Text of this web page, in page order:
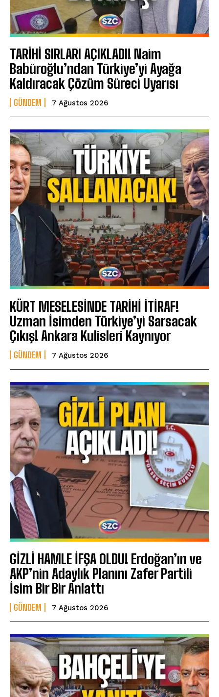
TARİHİ SIRLARI AÇIKLADI! Naim
Babüroğlu’ndan Türkiye’yi Ayağa
Kaldıracak Çözüm Süreci Uyarısı
GÜNDEM 7 Ağustos 2026
KÜRT MESELESİNDE TARİHİ İTİRAF!
Uzman İsimden Türkiye’yi Sarsacak
Çıkış! Ankara Kulisleri Kaynıyor
GÜNDEM 7 Ağustos 2026
GİZLİ HAMLE İFŞA OLDU! Erdoğan’ın ve
AKP’nin Adaylık Planını Zafer Partili
İsim Bir Bir Anlattı
GÜNDEM 7 Ağustos 2026